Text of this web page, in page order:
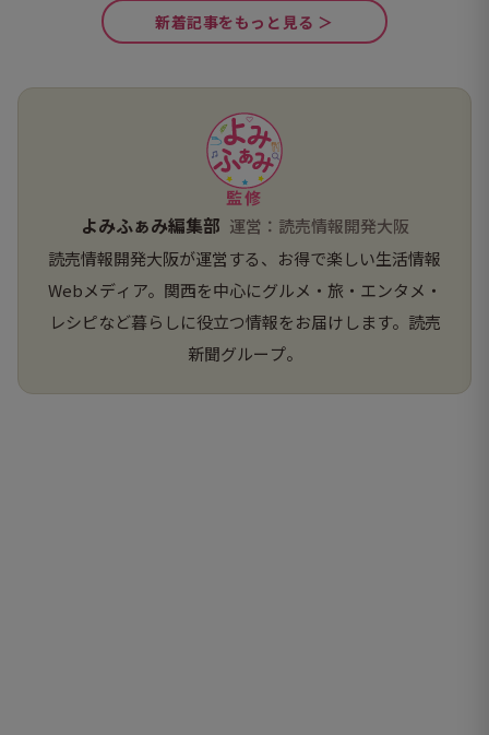
新着記事をもっと見る ＞
監修
よみふぁみ編集部 運営：読売情報開発大阪
読売情報開発大阪が運営する、お得で楽しい生活情報
Webメディア。関西を中心にグルメ・旅・エンタメ・
レシピなど暮らしに役立つ情報をお届けします。読売
新聞グループ。